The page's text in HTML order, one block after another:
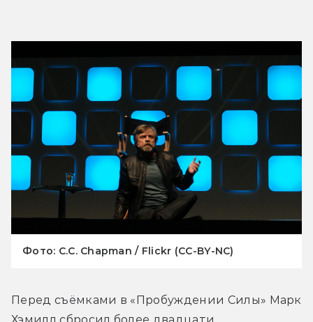
Фото: C.C. Chapman / Flickr (CC-BY-NC)
Перед съёмками в «Пробуждении Силы» Марк